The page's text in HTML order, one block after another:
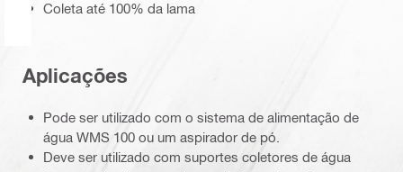
Coleta até 100% da lama
Aplicações
Pode ser utilizado com o sistema de alimentação de
água WMS 100 ou um aspirador de pó.
Deve ser utilizado com suportes coletores de água